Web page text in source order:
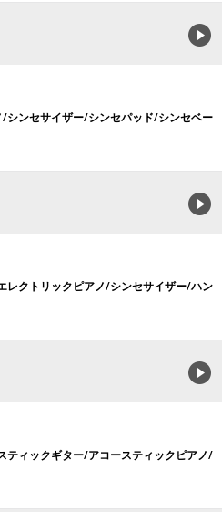
シンセサイザー/シンセパッド/シンセベー
レクトリックピアノ/シンセサイザー/ハン
ティックギター/アコースティックピアノ/